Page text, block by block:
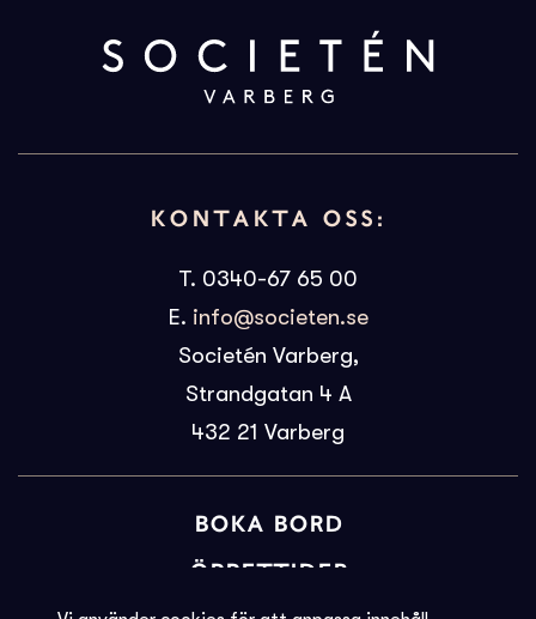
KONTAKTA OSS:
T. 0340-67 65 00
E. info@societen.se
Societén Varberg,
Strandgatan 4 A
432 21 Varberg
BOKA BORD
ÖPPETTIDER